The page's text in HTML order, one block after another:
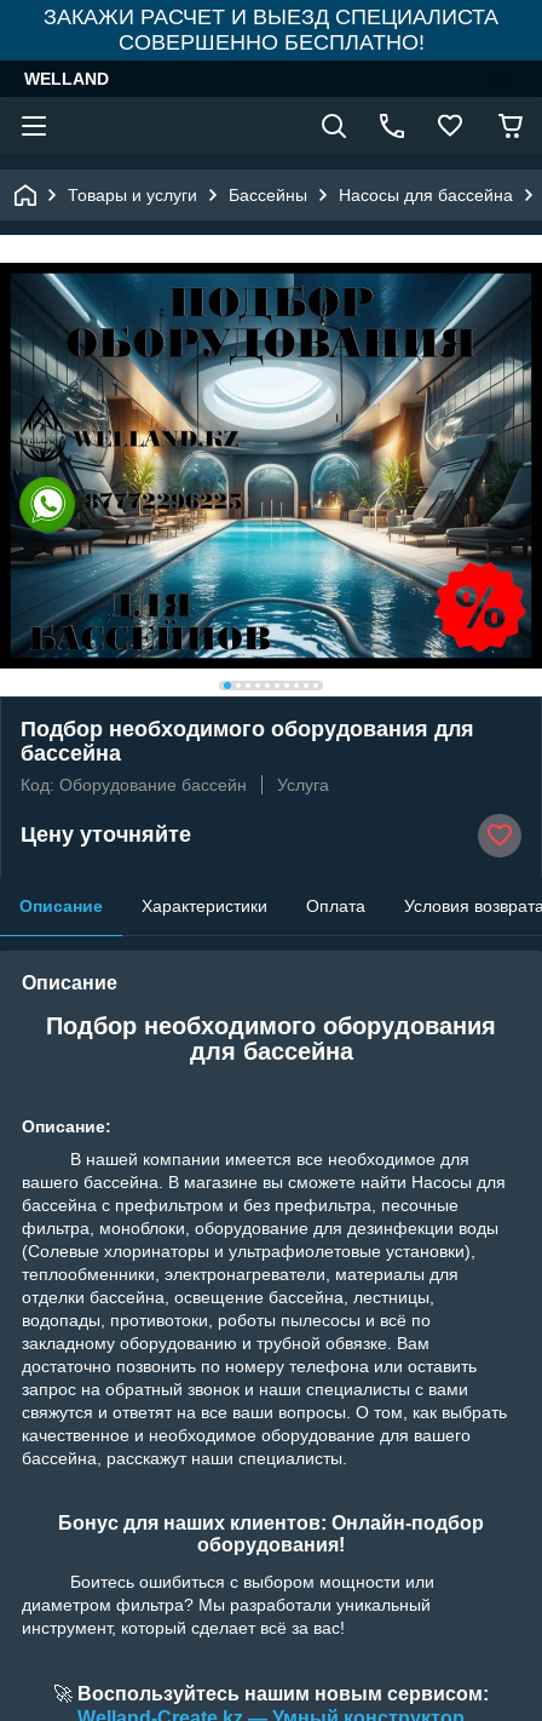
ЗАКАЖИ РАСЧЕТ И ВЫЕЗД СПЕЦИАЛИСТА
СОВЕРШЕННО БЕСПЛАТНО!
WELLAND
Товары и услуги Бассейны Насосы для бассейна
Подбор необходимого оборудования для
бассейна
Код: Оборудование бассейн Услуга
Цену уточняйте
Описание Характеристики Оплата Условия
Описание
Подбор необходимого оборудования
для бассейна
Описание:
В нашей компании имеется все необходимое для
вашего бассейна. В магазине вы сможете найти Насосы для
бассейна с префильтром и без префильтра, песочные
фильтра, моноблоки, оборудование для дезинфекции воды
(Солевые хлоринаторы и ультрафиолетовые установки),
теплообменники, электронагреватели, материалы для
отделки бассейна, освещение бассейна, лестницы,
водопады, противотоки, роботы пылесосы и всё по
закладному оборудованию и трубной обвязке. Вам
достаточно позвонить по номеру телефона или оставить
запрос на обратный звонок и наши специалисты с вами
свяжутся и ответят на все ваши вопросы. О том, как выбрать
качественное и необходимое оборудование для вашего
бассейна, расскажут наши специалисты.
Бонус для наших клиентов: Онлайн-подбор
оборудования!
Боитесь ошибиться с выбором мощности или
диаметром фильтра? Мы разработали уникальный
инструмент, который сделает всё за вас!
🚀 Воспользуйтесь нашим новым сервисом: